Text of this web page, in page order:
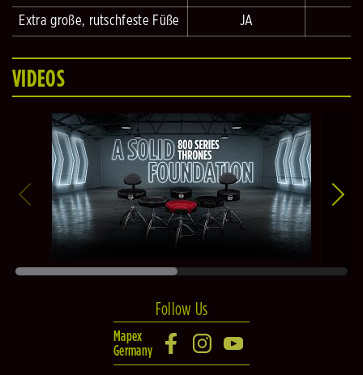
Extra große, rutschfeste Füße
JA
VIDEOS
Follow Us
Mapex
Germany